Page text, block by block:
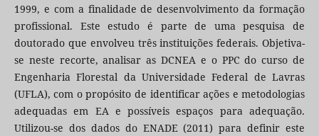
1999, e com a finalidade de desenvolvimento da formação
profissional. Este estudo é parte de uma pesquisa de
doutorado que envolveu três instituições federais. Objetiva-
se neste recorte, analisar as DCNEA e o PPC do curso de
Engenharia Florestal da Universidade Federal de Lavras
(UFLA), com o propósito de identificar ações e metodologias
adequadas em EA e possíveis espaços para adequação.
Utilizou-se dos dados do ENADE (2011) para definir este